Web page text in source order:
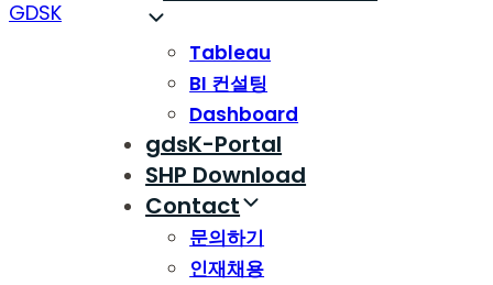
Tableau
BI 컨설팅
Dashboard
gdsK-Portal
SHP Download
Contact
문의하기
인재채용